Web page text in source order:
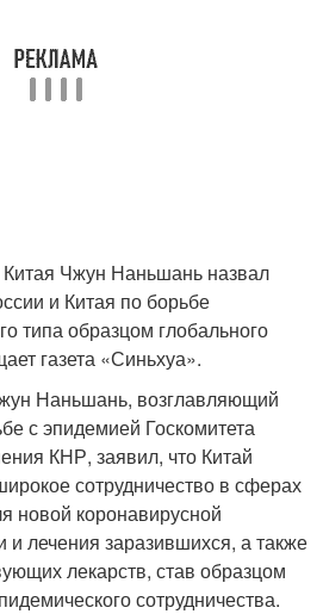
Чжун Наньшань назвал
и Китая по борьбе
типа образцом глобального
газета «Синьхуа».
Наньшань, возглавляющий
с эпидемией Госкомитета
КНР, заявил, что Китай
сотрудничество в сферах
новой коронавирусной
и лечения заразившихся, а также
лекарств, став образцом
сотрудничества.